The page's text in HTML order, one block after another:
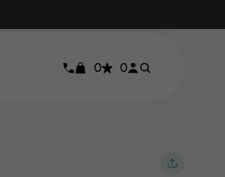
0 0